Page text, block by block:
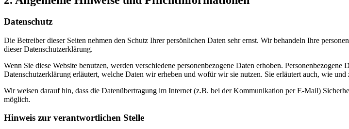
Datenschutz
Die Betreiber dieser Seiten nehmen den Schutz Ihrer persönlichen Daten sehr ernst. Wir behandeln Ihre
dieser Datenschutzerklärung.
Wenn Sie diese Website benutzen, werden verschiedene personenbezogene Daten erhoben.
Datenschutzerklärung erläutert, welche Daten wir erheben und wofür wir sie nutzen. Sie erläutert auch, wie
Wir weisen darauf hin, dass die Datenübertragung im Internet (z.B. bei der Kommunikation per E-Mail)
möglich.
Hinweis zur verantwortlichen Stelle